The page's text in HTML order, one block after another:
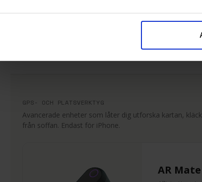
GPS- OCH PLATSVERKTYG
Avancerade enheter som låter dig utforska kartan,
från soffan. Endast för iPhone.
AR Mate